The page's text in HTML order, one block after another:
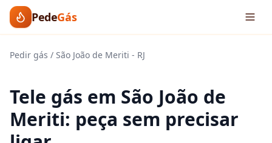
PedeGás
Pedir gás / São João de Meriti - RJ
Tele gás em São João de
Meriti: peça sem precisar